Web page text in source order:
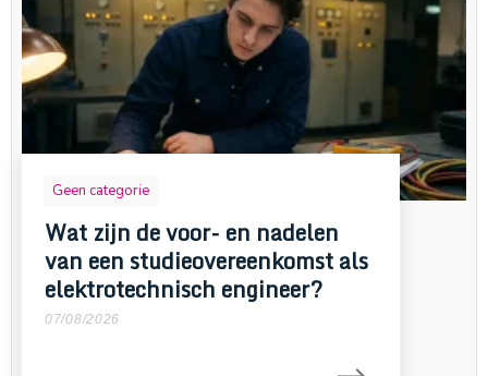
Geen categorie
Wat zijn de voor- en nadelen
van een studieovereenkomst als
elektrotechnisch engineer?
07/08/2026